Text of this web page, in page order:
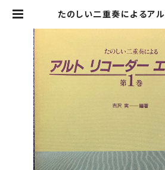
たのしい二重奏によるア